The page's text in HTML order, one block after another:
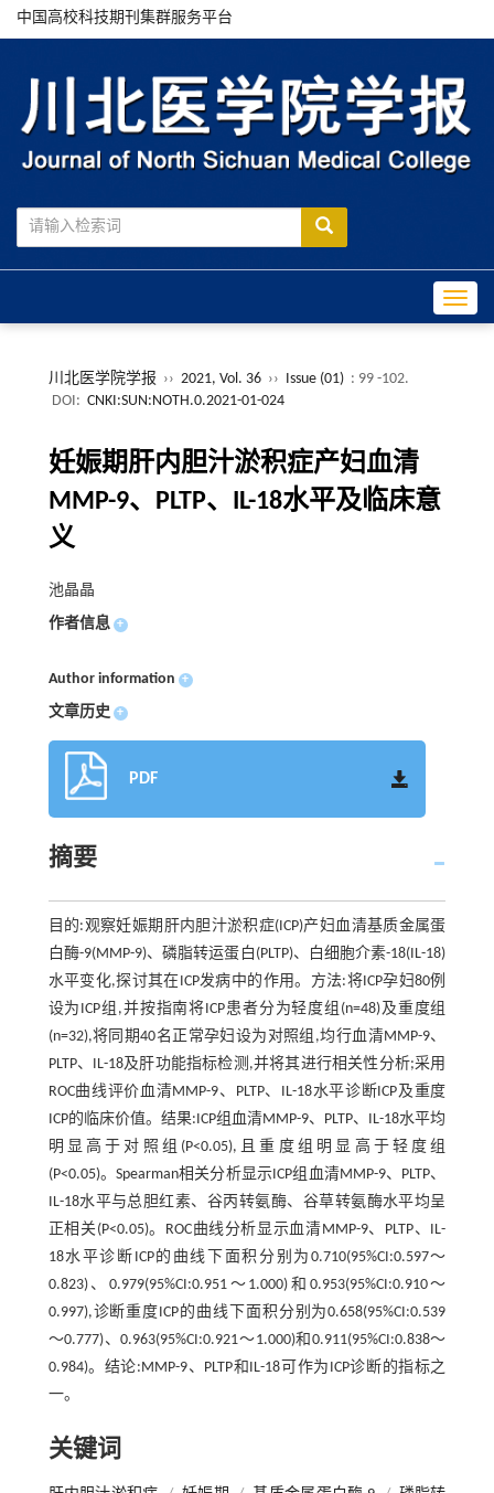
中国高校科技期刊集群服务平台
川北医学院学报 ›› 2021, Vol. 36 ›› Issue (01) : 99 -102.
DOI: CNKI:SUN:NOTH.0.2021-01-024
妊娠期肝内胆汁淤积症产妇血清
MMP-9、PLTP、IL-18水平及临床意
义
池晶晶
作者信息 +
Author information +
文章历史 +
PDF
摘要
目的:观察妊娠期肝内胆汁淤积症(ICP)产妇血清基质金属蛋
白酶-9(MMP-9)、磷脂转运蛋白(PLTP)、白细胞介素-18(IL-18)
水平变化,探讨其在ICP发病中的作用。方法:将ICP孕妇80例
设为ICP组,并按指南将ICP患者分为轻度组(n=48)及重度组
(n=32),将同期40名正常孕妇设为对照组,均行血清MMP-9、
PLTP、IL-18及肝功能指标检测,并将其进行相关性分析;采用
ROC曲线评价血清MMP-9、PLTP、IL-18水平诊断ICP及重度
ICP的临床价值。结果:ICP组血清MMP-9、PLTP、IL-18水平均
明显高于对照组(P<0.05),且重度组明显高于轻度组
(P<0.05)。Spearman相关分析显示ICP组血清MMP-9、PLTP、
IL-18水平与总胆红素、谷丙转氨酶、谷草转氨酶水平均呈
正相关(P<0.05)。ROC曲线分析显示血清MMP-9、PLTP、IL-
18水平诊断ICP的曲线下面积分别为0.710(95%CI:0.597～
0.823)、0.979(95%CI:0.951～1.000)和0.953(95%CI:0.910～
0.997),诊断重度ICP的曲线下面积分别为0.658(95%CI:0.539
～0.777)、0.963(95%CI:0.921～1.000)和0.911(95%CI:0.838～
0.984)。结论:MMP-9、PLTP和IL-18可作为ICP诊断的指标之
一。
关键词